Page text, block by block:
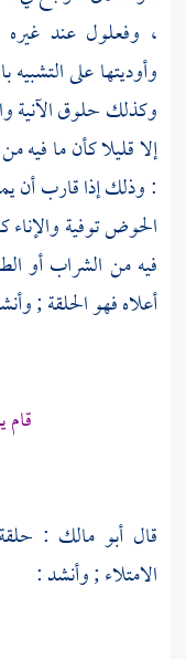
، وفعلول عند
وأوديتها على
وكذلك حلوق الآنية
إلا قليلا كأن ما فيه
: وذلك إذا قارب أن
الحوض توفية
فيه من الشراب أو
أعلاه فهو الحلقة ;
قال أبو مالك :
الامتلاء ; وأنشد :